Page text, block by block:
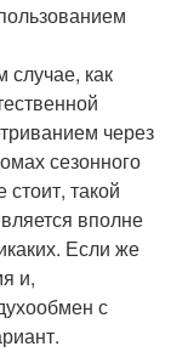
случае, как
через
сезонного
такой
вполне
Если же
и,
с